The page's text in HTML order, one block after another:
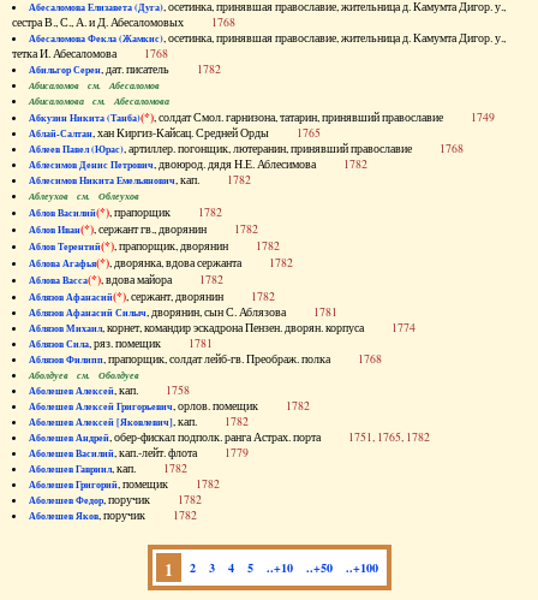
Абесаломова Елизавета (Дуга), осетинка, принявшая православие, жительница д. Камумта Дигор. у.,
сестра В., С., А. и Д. Абесаломовых 1768
Абесаломова Фекла (Жамкис), осетинка, принявшая православие, жительница д. Камумта Дигор. у.,
тетка И. Абесаломова 1768
Абильгор Серен, дат. писатель 1782
Абисаломов см. Абесаломов
Абисаломова см. Абесаломова
Абкузин Никита (Танба)(*), солдат Смол. гарнизона, татарин, принявший православие 1749
Аблай-Салтан, хан Киргиз-Кайсац. Средней Орды 1765
Аблеев Павел (Юрас), артиллер. погонщик, лютеранин, принявший православие 1768
Аблесимов Денис Петрович, двоюрод. дядя Н.Е. Аблесимова 1782
Аблесимов Никита Емельянович, кап. 1782
Аблеухов см. Облеухов
Аблов Василий(*), прапорщик 1782
Аблов Иван(*), сержант гв., дворянин 1782
Аблов Терентий(*), прапорщик, дворянин 1782
Аблова Агафья(*), дворянка, вдова сержанта 1782
Аблова Васса(*), вдова майора 1782
Аблязов Афанасий(*), сержант, дворянин 1782
Аблязов Афанасий Силыч, дворянин, сын С. Аблязова 1781
Аблязов Михаил, корнет, командир эскадрона Пензен. дворян. корпуса 1774
Аблязов Сила, ряз. помещик 1781
Аблязов Филипп, прапорщик, солдат лейб-гв. Преображ. полка 1768
Аболдуев см. Оболдуев
Аболешев Алексей, кап. 1758
Аболешев Алексей Григорьевич, орлов. помещик 1782
Аболешев Алексей [Яковлевич], кап. 1782
Аболешев Андрей, обер-фискал подполк. ранга Астрах. порта 1751, 1765, 1782
Аболешев Василий, кап.-лейт. флота 1779
Аболешев Гавриил, кап. 1782
Аболешев Григорий, помещик 1782
Аболешев Федор, поручик 1782
Аболешев Яков, поручик 1782
1 2 3 4 5 ..+10 ..+50 ..+100